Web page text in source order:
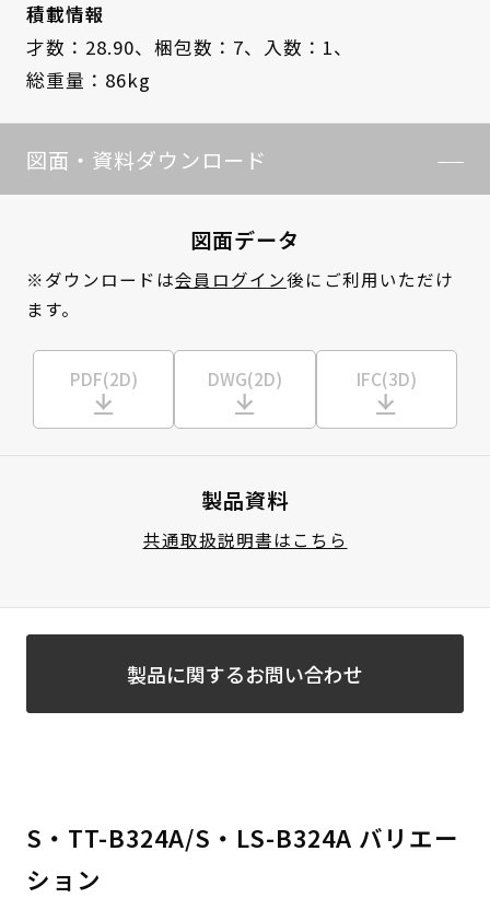
積載情報
才数：28.90、 梱包数：7、 入数：1、
総重量：86kg
図面・資料ダウンロード
図面データ
※ダウンロードは会員ログイン後にご利用いただけ
ます。
PDF(2D) DWG(2D) IFC(3D)
製品資料
共通取扱説明書はこちら
製品に関するお問い合わせ
S・TT-B324A/S・LS-B324A バリエー
ション